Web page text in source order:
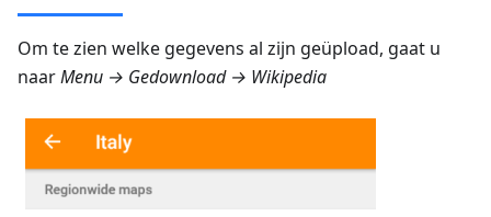
Om te zien welke gegevens al zijn geüpload, gaat u
naarMenu → Gedownload → Wikipedia